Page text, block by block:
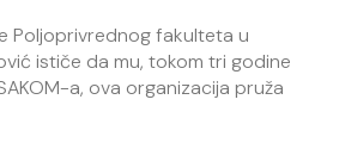
Poljoprivrednog fakulteta u
ističe da mu, tokom tri godine
a, ova organizacija pruža